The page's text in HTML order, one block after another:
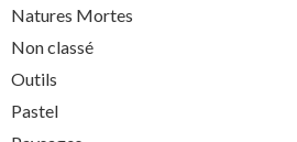
Natures Mortes
Non classé
Outils
Pastel